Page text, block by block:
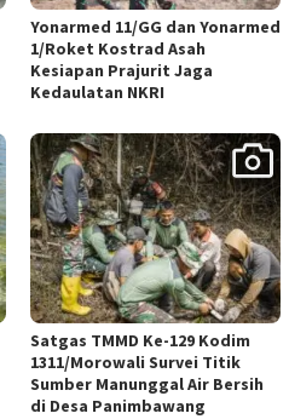
Yonarmed 11/GG dan Yonarmed
1/Roket Kostrad Asah
Kesiapan Prajurit Jaga
Kedaulatan NKRI
Satgas TMMD Ke-129 Kodim
1311/Morowali Survei Titik
Sumber Manunggal Air Bersih
di Desa Panimbawang